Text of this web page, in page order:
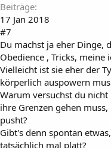
Beiträge
17 Jan 2018
#7
Du machst ja eher Dinge,
Obedience , Tricks, meine
Vielleicht ist sie eher der
körperlich auspowern
Warum versuchst du
ihre Grenzen gehen
pusht?
Gibt's denn spontan
tatsächlich mal platt?